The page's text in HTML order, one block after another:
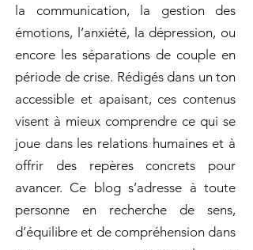
la communication, la gestion des
émotions, l’anxiété, la dépression, ou
encore les séparations de couple en
période de crise. Rédigés dans un ton
accessible et apaisant, ces contenus
visent à mieux comprendre ce qui se
joue dans les relations humaines et à
offrir des repères concrets pour
avancer. Ce blog s’adresse à toute
personne en recherche de sens,
d’équilibre et de compréhension dans